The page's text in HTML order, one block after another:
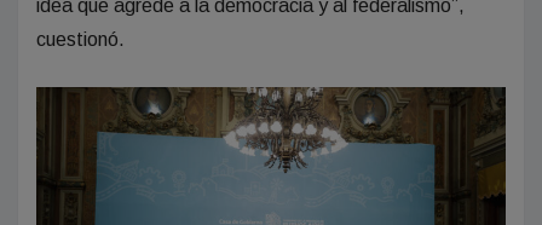
idea que agrede a la democracia y al federalismo”,
cuestionó.